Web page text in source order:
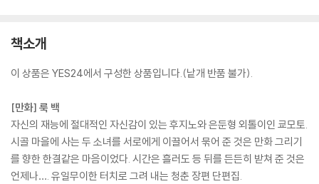
책소개
이 상품은 YES24에서 구성한 상품입니다.(낱개 반품 불가).
[만화] 룩 백
자신의 재능에 절대적인 자신감이 있는 후지노와 은둔형 외톨이인 쿄모토.
시골 마을에 사는 두 소녀를 서로에게 이끌어서 묶어 준 것은 만화 그리기
를 향한 한결같은 마음이었다. 시간은 흘러도 등 뒤를 든든히 받쳐 준 것은
언제나…. 유일무이한 터치로 그려 내는 청춘 장편 단편집.